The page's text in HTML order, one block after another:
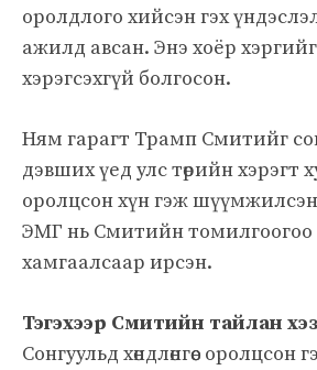
оролдлого хийсэн гэх
ажилд авсан. Энэ хоёр
хэрэгсэхгүй болгосон.
Ням гарагт Трамп Смитийг
дэвших үед улс төрийн хэрэгт
оролцсон хүн гэж
ЭМГ нь Смитийн томилгоогоо
хамгаалсаар ирсэн.
Тэгэхээр Смитийн тайлан
Сонгуульд хөндлөнгөөс